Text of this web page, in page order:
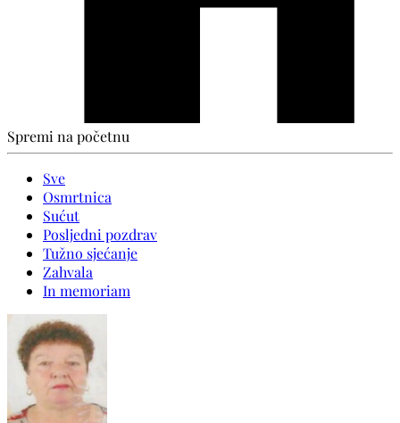
Spremi na početnu
Sve
Osmrtnica
Sućut
Posljedni pozdrav
Tužno sjećanje
Zahvala
In memoriam